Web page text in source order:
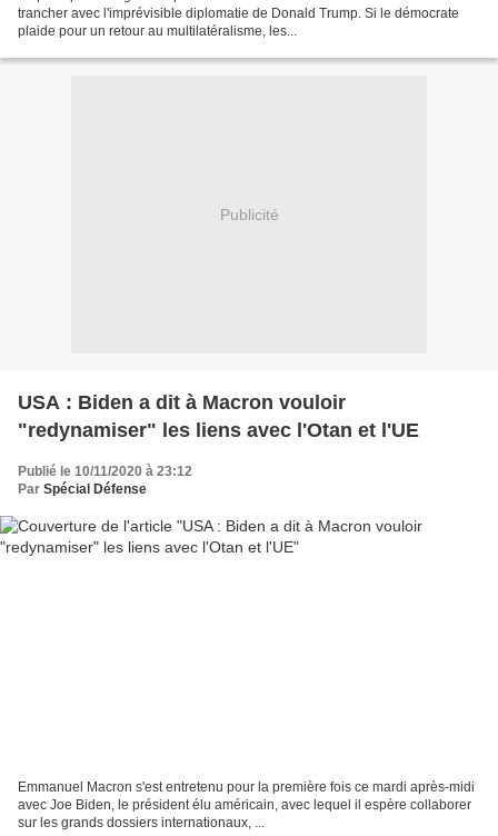
trancher avec l'imprévisible diplomatie de Donald Trump. Si le démocrate
plaide pour un retour au multilatéralisme, les...
Publicité
USA : Biden a dit à Macron vouloir
"redynamiser" les liens avec l'Otan et l'UE
Publié le 10/11/2020 à 23:12
Par Spécial Défense
Emmanuel Macron s'est entretenu pour la première fois ce mardi après-midi
avec Joe Biden, le président élu américain, avec lequel il espère collaborer
sur les grands dossiers internationaux, ...